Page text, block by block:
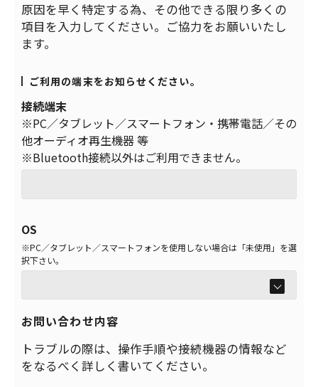
原因を早く特定する為、その他できる限り多くの
項目を入力してください。ご協力をお願いいたし
ます。
ご利用の端末をお知らせください。
接続端末
※PC／タブレット／スマートフォン・携帯電話／その
他オーディオ再生機器 等
※Bluetooth接続以外はご利用できません。
OS
※PC／タブレット／スマートフォンを使用しない場合は「未使用」を選
択下さい。
お問い合わせ内容
トラブルの際は、操作手順や接続機器の情報など
をなるべく詳しく書いてください。